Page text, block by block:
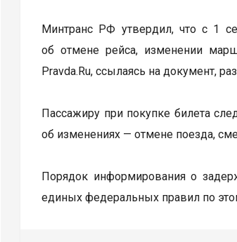
Минтранс РФ утвердил, что с 1
об отмене рейса, изменении
Pravda.Ru, ссылаясь на документ,
Пассажиру при покупке билета
об изменениях — отмене поезда,
Порядок информирования о
единых федеральных правил по